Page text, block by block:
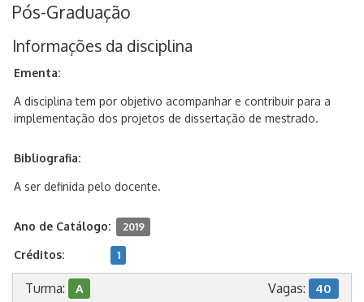
Pós-Graduação
Informações da disciplina
Ementa:
A disciplina tem por objetivo acompanhar e contribuir para a
implementação dos projetos de dissertação de mestrado.
Bibliografia:
A ser definida pelo docente.
Ano de Catálogo: 2019
Créditos: 1
Turma: A Vagas: 40